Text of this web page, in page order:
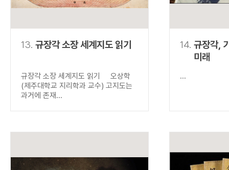
13. 규장각 소장 세계지도 읽기
규장각 소장 세계지도 읽기 오상학
(제주대학교 지리학과 교수) 고지도는
과거에 존재...
14. 규장각,
미래
...